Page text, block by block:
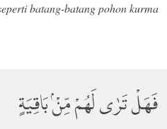
batang-batang pohon kurma
فَهَلْ تَرٰى لَهُمْ مِّنْۢ بَاقِيَةٍ